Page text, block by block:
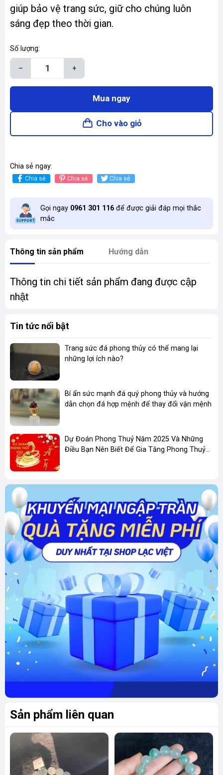
giúp bảo vệ trang sức, giữ cho chúng luôn
sáng đẹp theo thời gian.
Số lượng:
– +
Mua ngay
Cho vào giỏ
Chia sẻ ngay:
Chia sẻ Chia sẻ Chia sẻ
Gọi ngay 0961 301 116 để được giải đáp mọi thắc
mắc
Thông tin sản phẩm Hướng dẫn
Thông tin chi tiết sản phẩm đang được cập
nhật
Tin tức nổi bật
Trang sức đá phong thủy có thể mang lại
những lợi ích nào?
Bí ẩn sức mạnh đá quý phong thủy và hướng
dẫn chọn đá hợp mệnh để thay đổi vận mệnh
Dự Đoán Phong Thuỷ Năm 2025 Và Những
Điều Bạn Nên Biết Để Gia Tăng Phong Thuỷ
Sản phẩm liên quan